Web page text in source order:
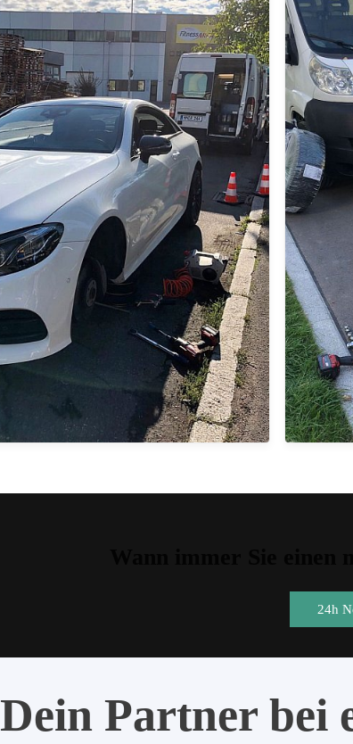
24h
Dein Partner bei